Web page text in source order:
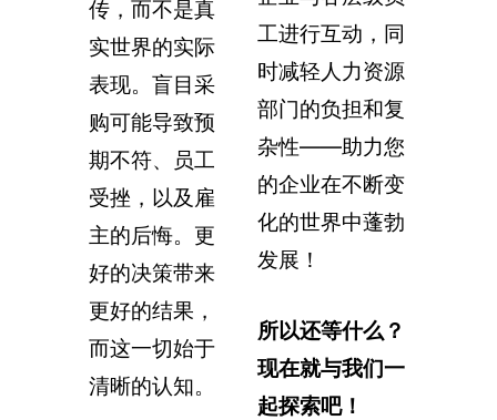
传，而不是真
实世界的实际
表现。盲目采
购可能导致预
期不符、员工
受挫，以及雇
主的后悔。更
好的决策带来
更好的结果，
而这一切始于
清晰的认知。
工进行互动，同
时减轻人力资源
部门的负担和复
杂性——助力您
的企业在不断变
化的世界中蓬勃
发展！
所以还等什么？
现在就与我们一
起探索吧！